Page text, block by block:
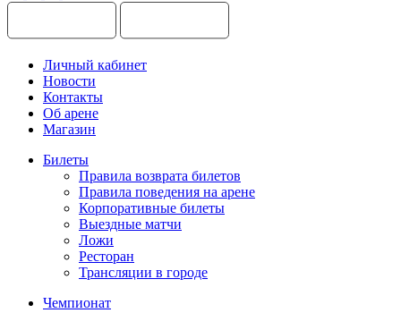
Личный кабинет
Новости
Контакты
Об арене
Магазин
Билеты
Правила возврата билетов
Правила поведения на арене
Корпоративные билеты
Выездные матчи
Ложи
Ресторан
Трансляции в городе
Чемпионат